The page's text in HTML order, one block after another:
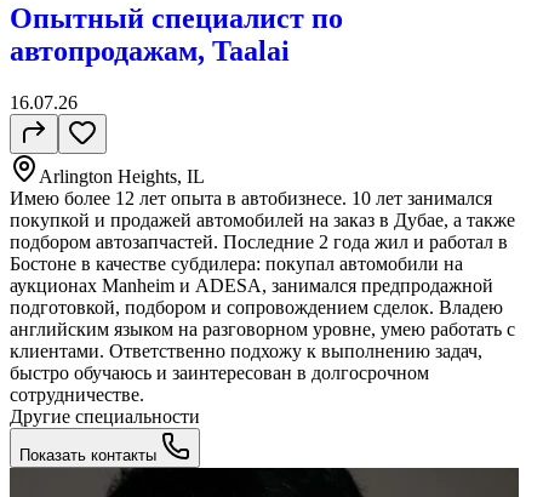
Опытный специалист по
автопродажам, Taalai
16.07.26
Arlington Heights, IL
Имею более 12 лет опыта в автобизнесе. 10 лет занимался
покупкой и продажей автомобилей на заказ в Дубае, а также
подбором автозапчастей. Последние 2 года жил и работал в
Бостоне в качестве субдилера: покупал автомобили на
аукционах Manheim и ADESA, занимался предпродажной
подготовкой, подбором и сопровождением сделок. Владею
английским языком на разговорном уровне, умею работать с
клиентами. Ответственно подхожу к выполнению задач,
быстро обучаюсь и заинтересован в долгосрочном
сотрудничестве.
Другие специальности
Показать контакты